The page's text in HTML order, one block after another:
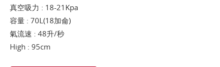
真空吸力 : 18-21Kpa
容量 : 70L(18加侖)
氣流速 : 48升/秒
High : 95cm